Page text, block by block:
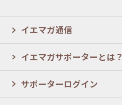
イエマガ通信
イエマガサポーターとは？
サポーターログイン